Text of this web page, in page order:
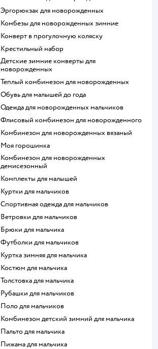
Эргорюкзак для новорожденных
Комбезы для новорожденных зимние
Конверт в прогулочную коляску
Крестильный набор
Детские зимние конверты для
новорожденных
Теплый комбинезон для новорожденных
Обувь для малышей до года
Одежда для новорожденных мальчиков
Флисовый комбинезон для новорожденного
Комбинезон для новорожденных вязаный
Моя горошинка
Комбинезон для новорожденных
демисезонный
Комплекты для малышей
Куртки для мальчиков
Спортивная одежда для мальчиков
Ветровки для мальчиков
Брюки для мальчика
Футболки для мальчиков
Куртка зимняя для мальчика
Костюм для мальчика
Толстовка для мальчика
Рубашки для мальчиков
Поло для мальчиков
Комбинезон детский зимний для мальчика
Пальто для мальчика
Пижама для мальчика